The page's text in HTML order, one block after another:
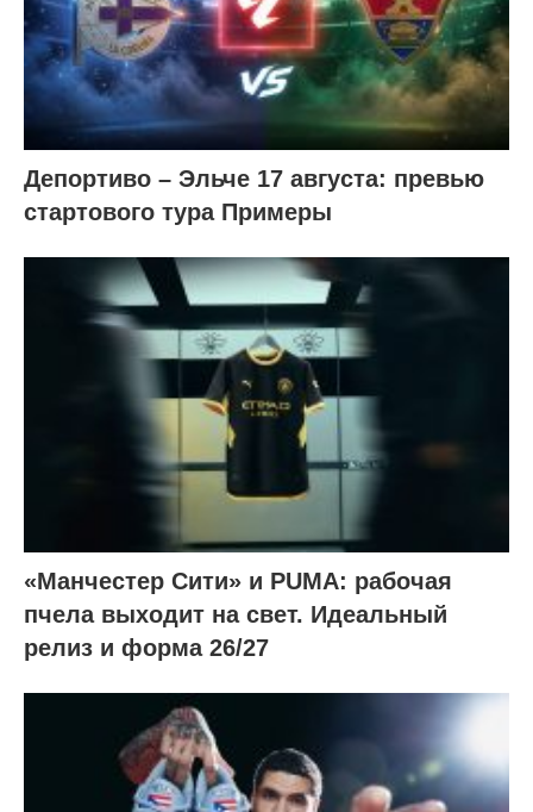
Депортиво – Эльче 17 августа: превью
стартового тура Примеры
«Манчестер Сити» и PUMA: рабочая
пчела выходит на свет. Идеальный
релиз и форма 26/27